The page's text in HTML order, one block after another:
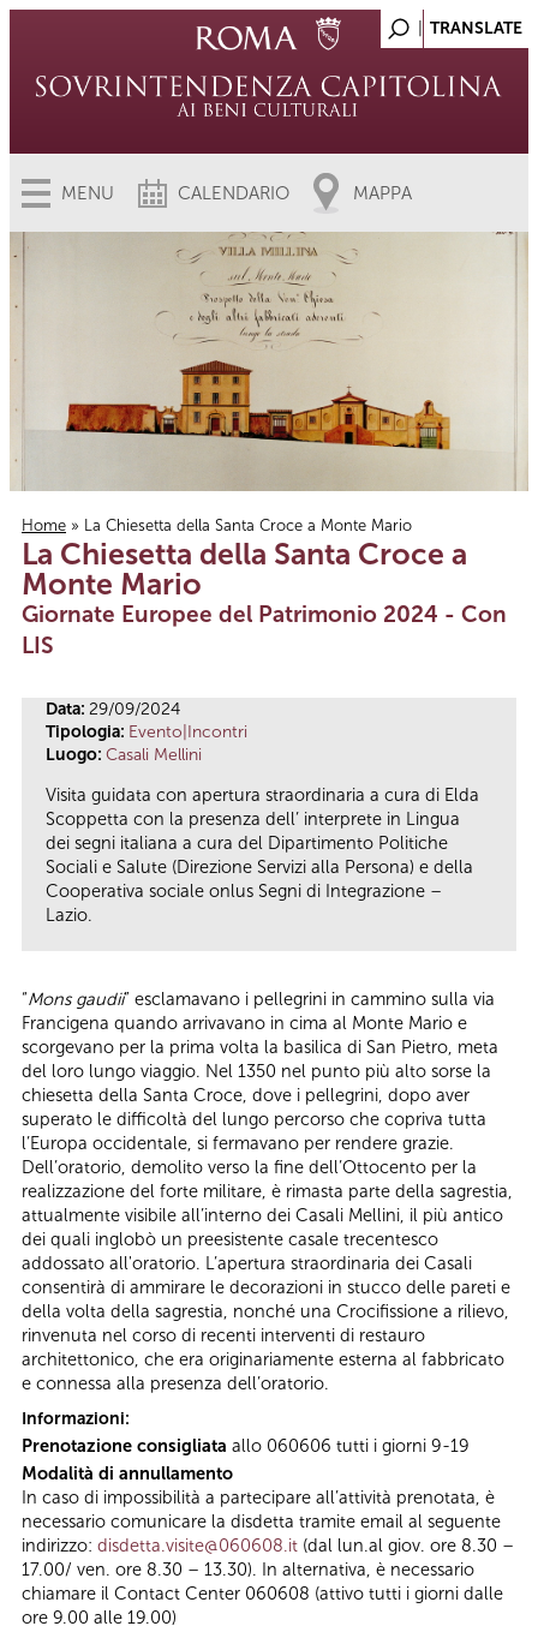
MENU CALENDARIO MAPPA
Tu sei qui
Home » La Chiesetta della Santa Croce a Monte Mario
La Chiesetta della Santa Croce a
Monte Mario
Giornate Europee del Patrimonio 2024 - Con
LIS
Data: 29/09/2024
Tipologia: Evento|Incontri
Luogo: Casali Mellini
Visita guidata con apertura straordinaria a cura di Elda
Scoppetta con la presenza dell’ interprete in Lingua
dei segni italiana a cura del Dipartimento Politiche
Sociali e Salute (Direzione Servizi alla Persona) e della
Cooperativa sociale onlus Segni di Integrazione –
Lazio.
“Mons gaudii” esclamavano i pellegrini in cammino sulla via
Francigena quando arrivavano in cima al Monte Mario e
scorgevano per la prima volta la basilica di San Pietro, meta
del loro lungo viaggio. Nel 1350 nel punto più alto sorse la
chiesetta della Santa Croce, dove i pellegrini, dopo aver
superato le difficoltà del lungo percorso che copriva tutta
l’Europa occidentale, si fermavano per rendere grazie.
Dell’oratorio, demolito verso la fine dell’Ottocento per la
realizzazione del forte militare, è rimasta parte della sagrestia,
attualmente visibile all’interno dei Casali Mellini, il più antico
dei quali inglobò un preesistente casale trecentesco
addossato all'oratorio. L’apertura straordinaria dei Casali
consentirà di ammirare le decorazioni in stucco delle pareti e
della volta della sagrestia, nonché una Crocifissione a rilievo,
rinvenuta nel corso di recenti interventi di restauro
architettonico, che era originariamente esterna al fabbricato
e connessa alla presenza dell’oratorio.
Informazioni:
Prenotazione consigliata allo 060606 tutti i giorni 9-19
Modalità di annullamento
In caso di impossibilità a partecipare all’attività prenotata, è
necessario comunicare la disdetta tramite email al seguente
indirizzo: disdetta.visite@060608.it (dal lun.al giov. ore 8.30 –
17.00/ ven. ore 8.30 – 13.30). In alternativa, è necessario
chiamare il Contact Center 060608 (attivo tutti i giorni dalle
ore 9.00 alle 19.00)